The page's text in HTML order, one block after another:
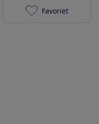
Samsung
Favoriet